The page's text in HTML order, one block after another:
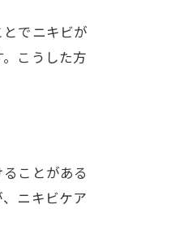
でニキビが
こうした方
ことがある
ニキビケア